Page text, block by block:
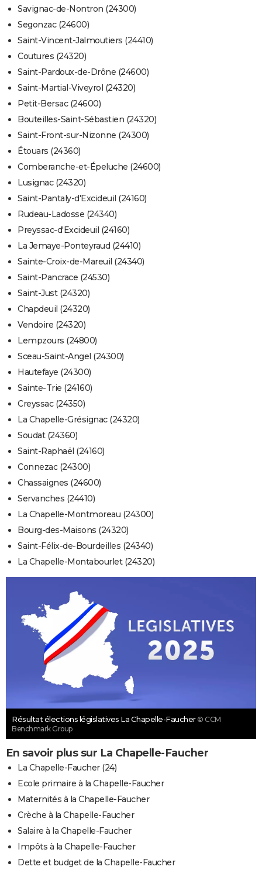
Savignac-de-Nontron (24300)
Segonzac (24600)
Saint-Vincent-Jalmoutiers (24410)
Coutures (24320)
Saint-Pardoux-de-Drône (24600)
Saint-Martial-Viveyrol (24320)
Petit-Bersac (24600)
Bouteilles-Saint-Sébastien (24320)
Saint-Front-sur-Nizonne (24300)
Étouars (24360)
Comberanche-et-Épeluche (24600)
Lusignac (24320)
Saint-Pantaly-d'Excideuil (24160)
Rudeau-Ladosse (24340)
Preyssac-d'Excideuil (24160)
La Jemaye-Ponteyraud (24410)
Sainte-Croix-de-Mareuil (24340)
Saint-Pancrace (24530)
Saint-Just (24320)
Chapdeuil (24320)
Vendoire (24320)
Lempzours (24800)
Sceau-Saint-Angel (24300)
Hautefaye (24300)
Sainte-Trie (24160)
Creyssac (24350)
La Chapelle-Grésignac (24320)
Soudat (24360)
Saint-Raphaël (24160)
Connezac (24300)
Chassaignes (24600)
Servanches (24410)
La Chapelle-Montmoreau (24300)
Bourg-des-Maisons (24320)
Saint-Félix-de-Bourdeilles (24340)
La Chapelle-Montabourlet (24320)
Résultat élections législatives La Chapelle-Faucher © CCM
Benchmark Group
En savoir plus sur La Chapelle-Faucher
La Chapelle-Faucher (24)
Ecole primaire à la Chapelle-Faucher
Maternités à la Chapelle-Faucher
Crèche à la Chapelle-Faucher
Salaire à la Chapelle-Faucher
Impôts à la Chapelle-Faucher
Dette et budget de la Chapelle-Faucher